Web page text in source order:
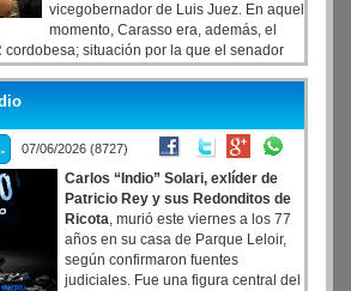
vicegobernador de Luis Juez. En aquel
momento, Carasso era, además, el
cordobesa; situación por la que el senador
eligió para completar el binomio y tratar de
del respaldo radical. Algo que tampoco
tres años de aquellos comicios, el panorama
porque fue imputado en una causa en la
en Pami.
07/06/2026 (8727)
Carlos “Indio” Solari, exlíder de
Patricio Rey y sus Redonditos de
Ricota, murió este viernes a los 77
años en su casa de Parque Leloir,
según confirmaron fuentes
judiciales. Fue una figura central del